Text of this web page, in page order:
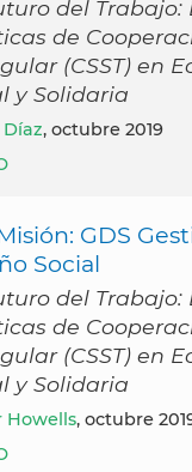
del Trabajo:
de
(CSST) en
y Solidaria
Díaz, octubre 2019
GDS
Social
del Trabajo:
de
(CSST) en
y Solidaria
Howells, octubre